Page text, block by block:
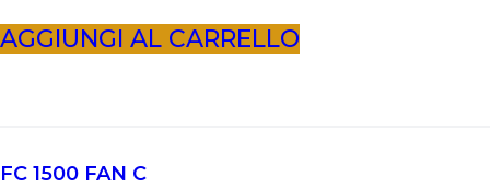
AGGIUNGI AL CARRELLO
FC 1500 FAN C